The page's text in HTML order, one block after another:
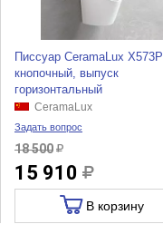
Писсуар CeramaLux X573P
кнопочный, выпуск
горизонтальный
CeramaLux
Задать вопрос
18 500
15 910
В корзину